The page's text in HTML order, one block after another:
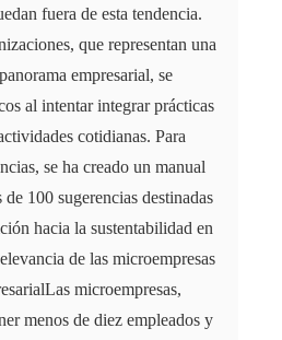
fuera de esta tendencia.
que representan una
empresarial, se
al intentar integrar prácticas
cotidianas. Para
se ha creado un manual
100 sugerencias destinadas
hacia la sustentabilidad en
de las microempresas
microempresas,
menos de diez empleados y